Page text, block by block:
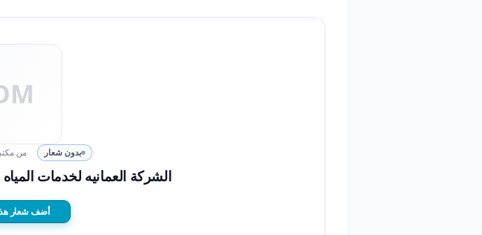
بدون شعار من
الشركة العمانيه لخدمات
أضف شعار